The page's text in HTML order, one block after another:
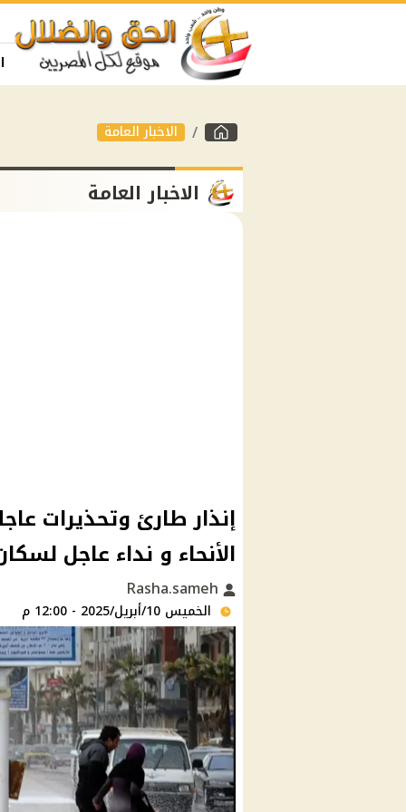
الاخبار العامة
الاخبار العامة
إنذار طارئ وتحذيرات
الأنحاء و نداء عاجل
الخميس 10/أبريل/2025 - 12:00 م